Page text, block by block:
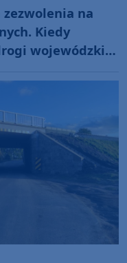
na
Kiedy
wojewódzkiej